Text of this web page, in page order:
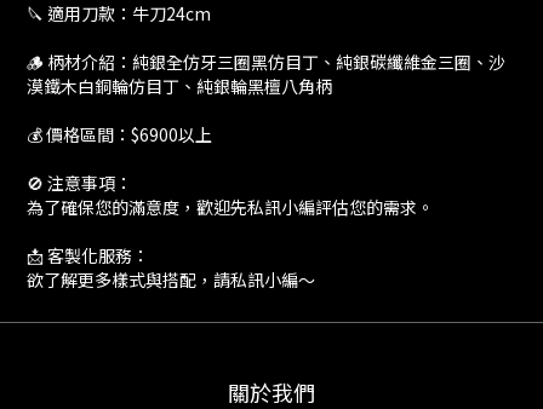
🔪 適用刀款：牛刀24cm
🪵 柄材介紹：純銀全仿牙三圈黑仿目丁、純銀碳纖維金三圈、沙
漠鐵木白銅輪仿目丁、純銀輪黑檀八角柄
💰 價格區間：$6900以上
🚫 注意事項：
為了確保您的滿意度，歡迎先私訊小編評估您的需求。
📩 客製化服務：
欲了解更多樣式與搭配，請私訊小編～
關於我們